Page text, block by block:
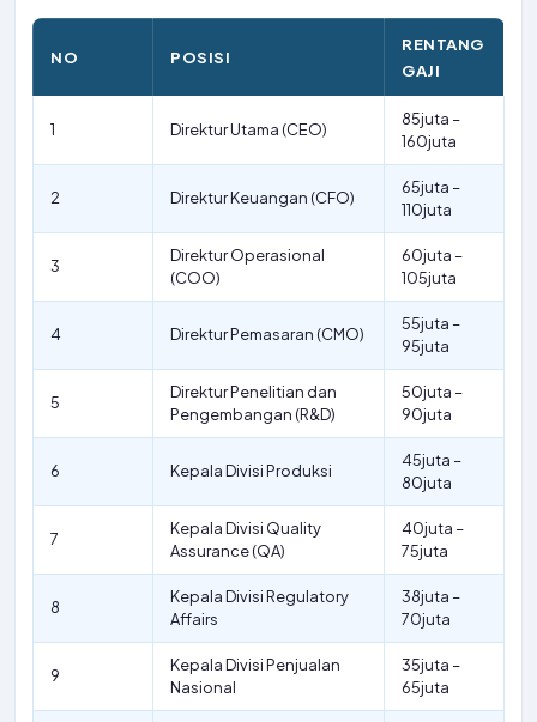
NO POSISI
RENTANG
GAJI
1 Direktur Utama (CEO)
85juta –
160juta
2 Direktur Keuangan (CFO)
65juta –
110juta
3
Direktur Operasional
(COO)
60juta –
105juta
4 Direktur Pemasaran (CMO)
55juta –
95juta
5
Direktur Penelitian dan
Pengembangan (R&D)
50juta –
90juta
6 Kepala Divisi Produksi
45juta –
80juta
7
Kepala Divisi Quality
Assurance (QA)
40juta –
75juta
8
Kepala Divisi Regulatory
Affairs
38juta –
70juta
9
Kepala Divisi Penjualan
Nasional
35juta –
65juta